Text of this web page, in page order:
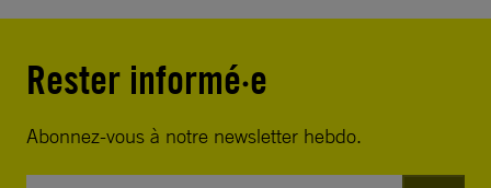
Rester informé·e
Abonnez-vous à notre newsletter hebdo.